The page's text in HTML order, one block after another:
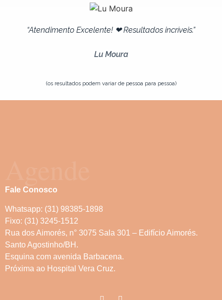
“Atendimento Excelente! ❤ Resultados incríveis.”
Lu Moura
(os resultados podem variar de pessoa para pessoa)
Fale Conosco
Whatsapp: (31) 98385-1898
Fixo: (31) 3245-1512
Rua dos Aimorés, n° 3075 Sala 301 – Edifício Aimorés.
Santo Agostinho/BH.
Esquina com avenida Barbacena.
Próxima ao Hospital Vera Cruz.